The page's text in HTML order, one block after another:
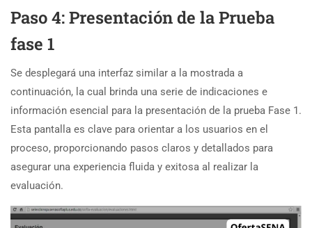
Paso 4: Presentación de la Prueba
fase 1
Se desplegará una interfaz similar a la mostrada a
continuación, la cual brinda una serie de indicaciones e
información esencial para la presentación de la prueba Fase 1.
Esta pantalla es clave para orientar a los usuarios en el
proceso, proporcionando pasos claros y detallados para
asegurar una experiencia fluida y exitosa al realizar la
evaluación.